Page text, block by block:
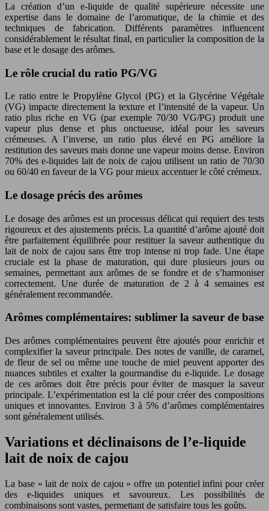
La création d’un e-liquide de qualité supérieure nécessite une
expertise dans le domaine de l’aromatique, de la chimie et des
techniques de fabrication. Différents paramètres influencent
considérablement le résultat final, en particulier la composition de la
base et le dosage des arômes.
Le rôle crucial du ratio PG/VG
Le ratio entre le Propylène Glycol (PG) et la Glycérine Végétale
(VG) impacte directement la texture et l’intensité de la vapeur. Un
ratio plus riche en VG (par exemple 70/30 VG/PG) produit une
vapeur plus dense et plus onctueuse, idéal pour les saveurs
crémeuses. A l’inverse, un ratio plus élevé en PG améliore la
restitution des saveurs mais donne une vapeur moins dense. Environ
70% des e-liquides lait de noix de cajou utilisent un ratio de 70/30
ou 60/40 en faveur de la VG pour mieux accentuer le côté crémeux.
Le dosage précis des arômes
Le dosage des arômes est un processus délicat qui requiert des tests
rigoureux et des ajustements précis. La quantité d’arôme ajouté doit
être parfaitement équilibrée pour restituer la saveur authentique du
lait de noix de cajou sans être trop intense ni trop fade. Une étape
cruciale est la phase de maturation, qui dure plusieurs jours ou
semaines, permettant aux arômes de se fondre et de s’harmoniser
correctement. Une durée de maturation de 2 à 4 semaines est
généralement recommandée.
Arômes complémentaires: sublimer la saveur de base
Des arômes complémentaires peuvent être ajoutés pour enrichir et
complexifier la saveur principale. Des notes de vanille, de caramel,
de fleur de sel ou même une touche de miel peuvent apporter des
nuances subtiles et exalter la gourmandise du e-liquide. Le dosage
de ces arômes doit être précis pour éviter de masquer la saveur
principale. L’expérimentation est la clé pour créer des compositions
uniques et innovantes. Environ 3 à 5% d’arômes complémentaires
sont généralement utilisés.
Variations et déclinaisons de l’e-liquide
lait de noix de cajou
La base « lait de noix de cajou » offre un potentiel infini pour créer
des e-liquides uniques et savoureux. Les possibilités de
combinaisons sont vastes, permettant de satisfaire tous les goûts.